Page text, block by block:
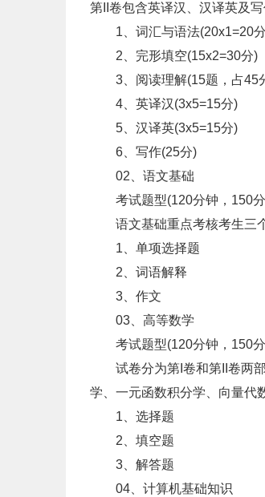
第II卷包含英译汉、汉译英及
1、词汇与语法(20x1=20
2、完形填空(15x2=30分)
3、阅读理解(15题，占45
4、英译汉(3x5=15分)
5、汉译英(3x5=15分)
6、写作(25分)
02、语文基础
考试题型(120分钟，150
语文基础重点考核考生三个
1、单项选择题
2、词语解释
3、作文
03、高等数学
考试题型(120分钟，150
试卷分为第I卷和第II卷两部
学、一元函数积分学、向量代
1、选择题
2、填空题
3、解答题
04、计算机基础知识